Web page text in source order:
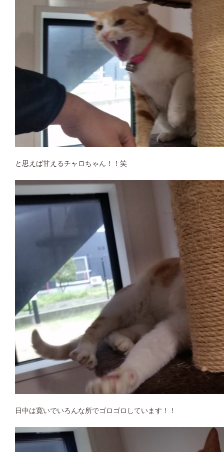
と思えば甘えるチャロちゃん！！笑
日中は寛いでいろんな所でゴロゴロしています！！